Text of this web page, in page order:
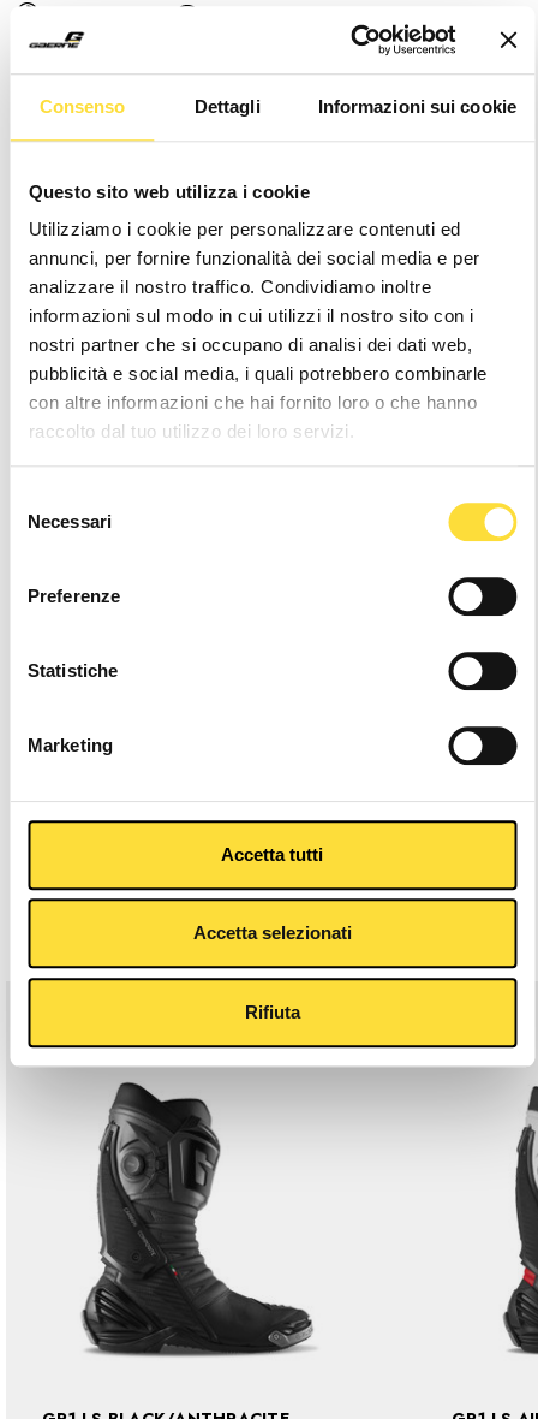
Consenso Dettagli Informazioni sui cookie
Questo sito web utilizza i cookie
Utilizziamo i cookie per personalizzare contenuti ed
annunci, per fornire funzionalità dei social media e per
analizzare il nostro traffico. Condividiamo inoltre
informazioni sul modo in cui utilizzi il nostro sito con i
nostri partner che si occupano di analisi dei dati web,
pubblicità e social media, i quali potrebbero combinarle
con altre informazioni che hai fornito loro o che hanno
raccolto dal tuo utilizzo dei loro servizi.
delNecessari
Preferenze
Statistiche
Marketing
Accetta tutti
Accetta selezionati
Rifiuta
39 39.5 40 41 42 43 44
47
Notice: It seems like you are visiting us from
shipping coverage area
Hurry
up!
left
Current
Stock:
Wishlist
Description
Related Products